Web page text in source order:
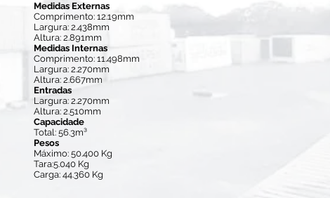
Medidas Externas
Comprimento: 12.19mm
Largura: 2.438mm
Altura: 2.891mm
Medidas Internas
Comprimento: 11.498mm
Largura: 2.270mm
Altura: 2.667mm
Entradas
Largura: 2.270mm
Altura: 2.510mm
Capacidade
Total: 56.3m³
Pesos
Máximo: 50.400 Kg
Tara:5.040 Kg
Carga: 44.360 Kg